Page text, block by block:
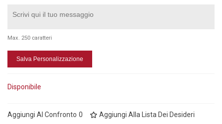
Max. 250 caratteri
Salva Personalizzazione
Disponibile
Aggiungi Al Confronto 0 Aggiungi Alla Lista Dei Desideri